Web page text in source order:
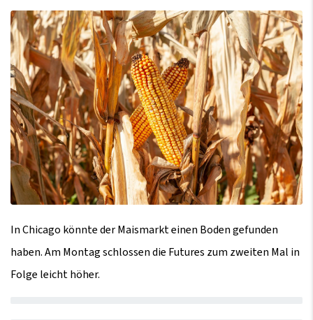
In Chicago könnte der Maismarkt einen Boden gefunden
haben. Am Montag schlossen die Futures zum zweiten Mal in
Folge leicht höher.